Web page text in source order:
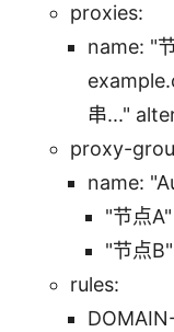
proxies:
name: "
串..."
proxy-
name:
"节点A"
"节点B"
rules: